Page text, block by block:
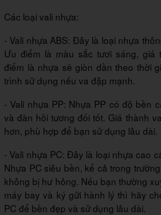
Các loại vali nhựa:
- Vali nhựa ABS: Đây là loại nhựa
Ưu điểm là màu sắc tươi sáng, giá
điểm là nhựa sẽ giòn dần theo thời
trình sử dụng nếu va đập mạnh.
- Vali nhựa PP: Nhựa PP có độ bền
và đàn hồi tương đối tốt. Giá thành
hơn, phù hợp để bạn sử dụng lâu dài.
- Vali nhựa PC: Đây là loại nhựa cao
Nhựa PC siêu bền, kể cả trong
không bị hư hỏng. Nếu bạn thường
máy bay và ký gửi hành lý thì hãy
PC để bền đẹp và sử dụng lâu dài.